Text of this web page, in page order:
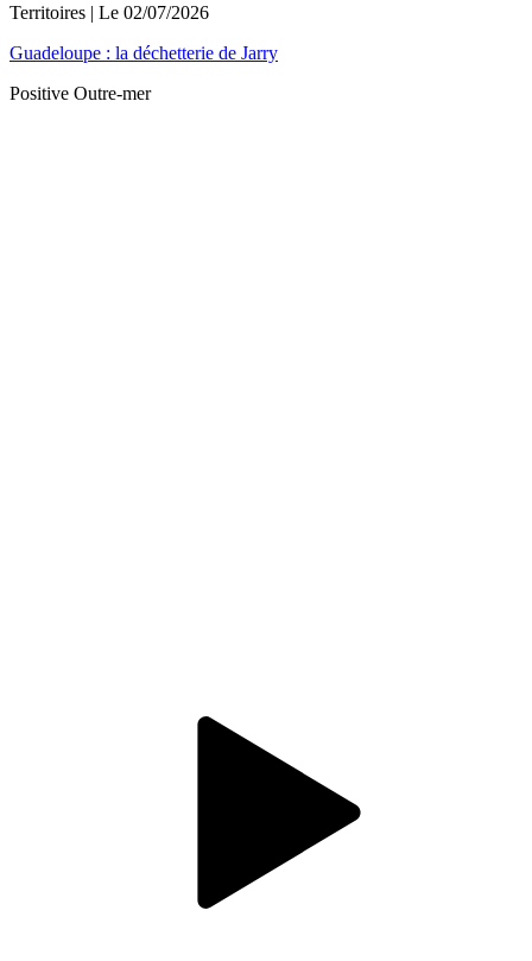
Territoires | Le 02/07/2026
Guadeloupe : la déchetterie de Jarry
Positive Outre-mer